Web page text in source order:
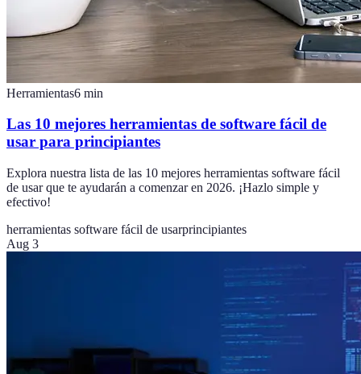
Herramientas6 min
Las 10 mejores herramientas de software fácil de
usar para principiantes
Explora nuestra lista de las 10 mejores herramientas software fácil
de usar que te ayudarán a comenzar en 2026. ¡Hazlo simple y
efectivo!
herramientas software fácil de usarprincipiantes
Aug 3